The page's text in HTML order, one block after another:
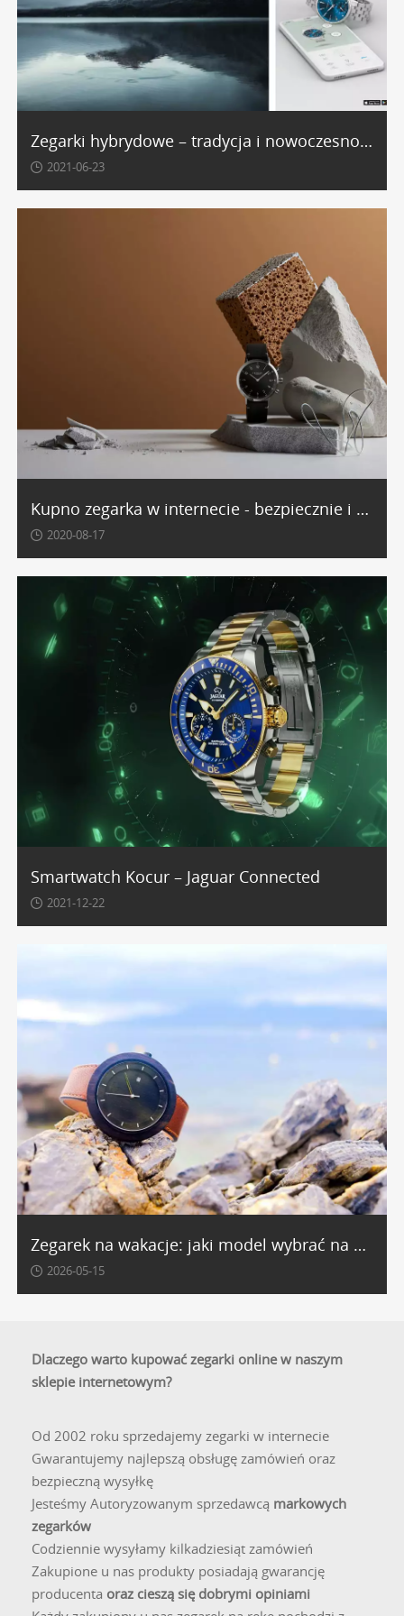
w dotyku, co sprawia, że noszenie zegarka staje się
czystą przyjemnością. Bogata kolorystyka i
różnorodność faktur pozwalają idealnie dopasować
zegarki damskie na paskudo indywidualnego stylu.
które nadają zegarkowi bardziej formalnego i
biżuteryjnego charakteru. Kronaby oferuje zarówno
doskonale układają się na nadgarstku, jak i klasyczne
hipoalergicznej stali szlachetnej 316L, są nie tylko
efektowne wizualnie, ale także niezwykle trwałe i
odporne na czynniki zewnętrzne. Wybierającmodele
, zyskujesz wyjątkowy dodatek do
stylizacji, który sprawdzi się zarówno w biurze, jak i
Personalizacja i grawerowanie
Zegarek to przedmiot o głębokim, osobistym
wymiarze, często upamiętniający ważne chwile w
życiu. Aby nadać mu jeszcze bardziej unikalny
charakter, warto skorzystać z możliwości
personalizacji. Grawerunek na deklu w postaci daty,
oferujemy profesjonalne
opcji grawerowania
zegarków
, które wykonujemy z najwyższą precyzją,
dbając o każdy detal.
Styl i dopasowanie damskich
zegarków Kronaby
Minimalistyczny, a zarazem wyrafinowany design
damskich zegarków Kronaby sprawia, że są one
niezwykle uniwersalnym dodatkiem. Ich czysta forma,
inspirowana skandynawską estetyką, doskonale
komponuje się z różnorodnymi elementami
garderoby. Modele z serii Sekel czy Nord będą
idealnym uzupełnieniem profesjonalnego stroju
biznesowego, a także stylizacji w duchu smart casual. Z
kolei bardziej biżuteryjne czasomierze z kolekcji Carat
staną się subtelną ozdobą wieczorowej sukienki lub
Opinie użytkowniczek o zegarkach
marki Kronaby
Użytkowniczki na całym świecie cenią damskie zegarki
Kronaby przede wszystkim za unikalne połączenie
piękna i funkcjonalności. W recenzjach często
podkreślana jest imponująca żywotność baterii, która
uwalnia od obowiązku codziennego ładowania.
Kobiety doceniają również dyskrecję powiadomień
oraz intuicyjną obsługę aplikacji. Pozytywne opinie
zarysowania szafirowego szkła po starannie
wykończone koperty i bransolety ze stali szlachetnej.
Jakie szkło chroni tarczę w damskich
Wszystkie modele z damskiej kolekcji Kronaby
wyposażone są w najwyższej klasy, podwójnie
wypukłe szkło szafirowe. Jest to jeden z najtwardszych
materiałów stosowanych w zegarmistrzostwie, o
twardości 9/10 w skali Mohsa, co zapewnia mu
wyjątkową odporność na zarysowania. Dodatkowa
wewnętrzna powłoka antyrefleksyjna gwarantuje
doskonałą czytelność tarczy nawet w pełnym słońcu.
Zegarki hybrydowe – tradycja i nowoczesność w jednym
2021-06-23
Kupno zegarka w internecie - bezpiecznie i tanio?
2020-08-17
Smartwatch Kocur – Jaguar Connected
2021-12-22
Zegarek na wakacje: jaki model wybrać na plażę, miasto i góry?
2026-05-15
Dlaczego warto kupować zegarki online w naszym
sklepie internetowym?
Od 2002 roku sprzedajemy zegarki w internecie
Gwarantujemy najlepszą obsługę zamówień oraz
bezpieczną wysyłkę
Jesteśmy Autoryzowanym sprzedawcą markowych
zegarków
Codziennie wysyłamy kilkadziesiąt zamówień
Zakupione u nas produkty posiadają gwarancję
producenta oraz cieszą się dobrymi opiniami